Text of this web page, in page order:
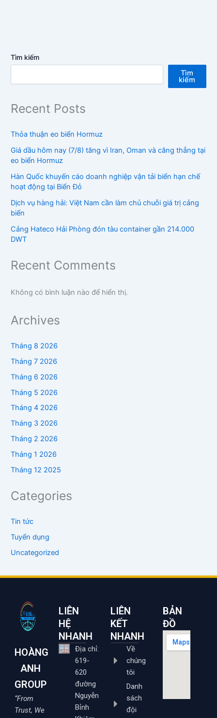
Tìm kiếm
Tìm
kiếm
Recent Posts
Thỏa thuận eo biển Hormuz
Giá dầu hôm nay (7/8) tăng vì Iran, Oman và căng thẳng tại
eo biển Hormuz
Hàn Quốc khuyến cáo doanh nghiệp vận tải biển hạn chế
hoạt động tại Biển Đỏ
Dịch vụ hàng hải: Việt Nam cần làm chủ chuỗi giá trị cảng
biển
Cảng Hateco Hải Phòng đón tàu container gần 214.000
DWT
Recent Comments
Không có bình luận nào để hiển thị.
Archives
Tháng 8 2026
Tháng 7 2026
Tháng 6 2026
Tháng 5 2026
Tháng 4 2026
Tháng 3 2026
Tháng 2 2026
Tháng 1 2026
Tháng 12 2025
Categories
Tin tức
Tuyển dụng
Uncategorized
HOÀNG
ANH
GROUP
“From
Trust, We
LIÊN
HỆ
NHANH
Địa chỉ:
619-
620
đường
Nguyễn
Bỉnh
LIÊN
KẾT
NHANH
Về
chúng
tôi
Danh
sách
đội
BẢN
ĐỒ